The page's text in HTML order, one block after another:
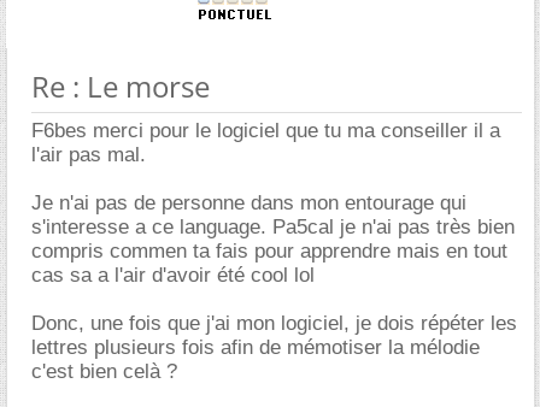
Re : Le morse
F6bes merci pour le logiciel que tu ma conseiller il a
l'air pas mal.
Je n'ai pas de personne dans mon entourage qui
s'interesse a ce language. Pa5cal je n'ai pas très bien
compris commen ta fais pour apprendre mais en tout
cas sa a l'air d'avoir été cool lol
Donc, une fois que j'ai mon logiciel, je dois répéter les
lettres plusieurs fois afin de mémotiser la mélodie
c'est bien celà ?